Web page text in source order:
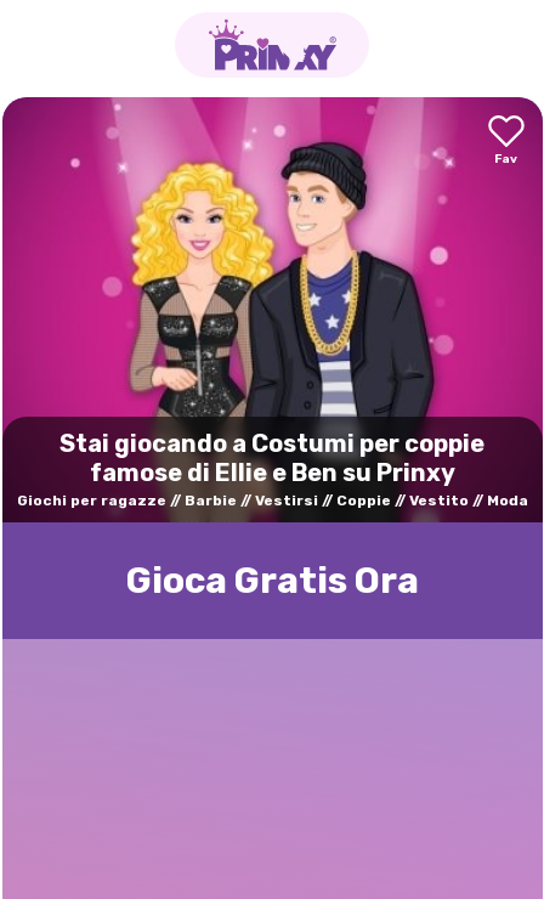
Stai giocando a Costumi per coppie
famose di Ellie e Ben su Prinxy
Giochi per ragazze Barbie Vestirsi Coppie Vestito Moda
Gioca Gratis Ora